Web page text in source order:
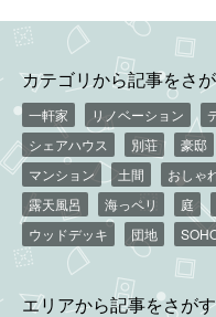
カテゴリから記事をさ
一軒家 リノベーション
シェアハウス
別荘 豪邸
マンション
土間 おしゃ
露天風呂
海っペリ 庭
ウッドデッキ
団地
エリアから記事をさがす